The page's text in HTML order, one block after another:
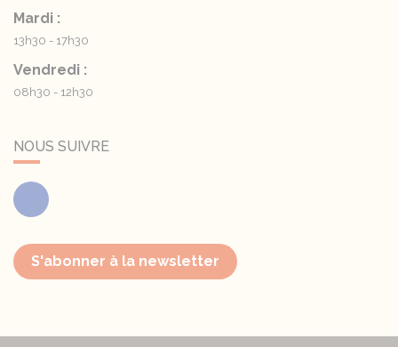
Mardi :
13h30 - 17h30
Vendredi :
08h30 - 12h30
NOUS SUIVRE
Facebook
S'abonner à la newsletter